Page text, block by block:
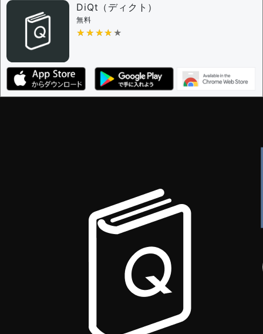
DiQt（ディクト）
無料
★★★★★
★★★★★